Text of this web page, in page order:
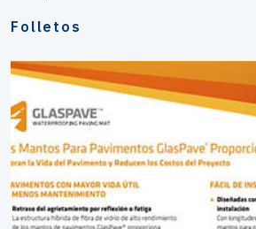
Folletos